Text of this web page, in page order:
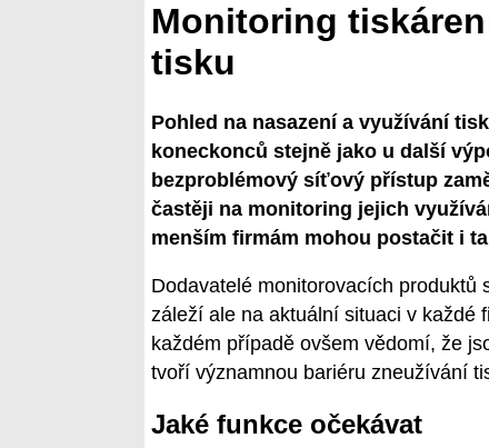
Monitoring
tisku
Pohled na nasazení a využívání
koneckonců stejně jako u další
bezproblémový síťový přístup
častěji na monitoring jejich
menším firmám mohou postačit i
Dodavatelé monitorovacích
záleží ale na aktuální situaci v každé
každém případě ovšem vědomí, že
tvoří významnou bariéru zneužívání
Jaké funkce očekávat